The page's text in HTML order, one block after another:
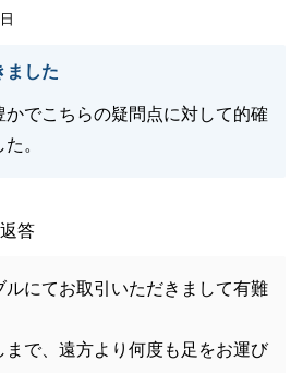
ました
でこちらの疑問点に対して的確
。
答
ルにてお取引いただきまして有難
まで、遠方より何度も足をお運び